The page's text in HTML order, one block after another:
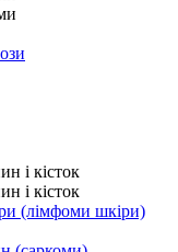
і кісток
і кісток
(лімфоми шкіри)